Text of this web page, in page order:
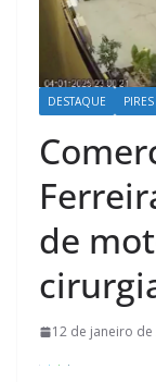
DESTAQUE
de
12 de janeiro de